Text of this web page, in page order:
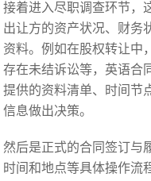
接着进入尽职调查环节，
出让方的资产状况、财务
资料。例如在股权转让中
存在未结诉讼等，英语合
提供的资料清单、时间节
信息做出决策。
然后是正式的合同签订与
时间和地点等具体操作流